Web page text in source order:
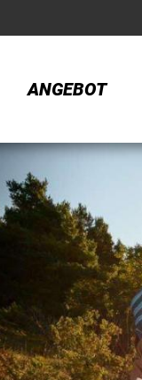
ANGEBOT